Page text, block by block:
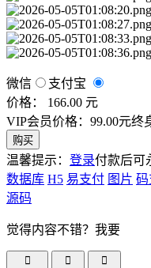
微信
支付宝
价格： 166.00 元
VIP会员价格：99.00元终
购买
温馨提示： 登录付款后可
数据库 H5 易支付 图片 码
源码
觉得内容不错？我要